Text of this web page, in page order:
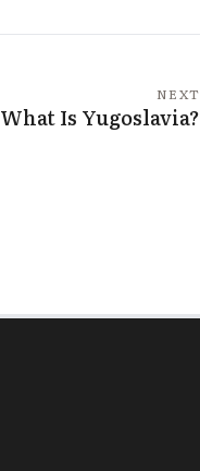
NEXT
What Is Yugoslavia?